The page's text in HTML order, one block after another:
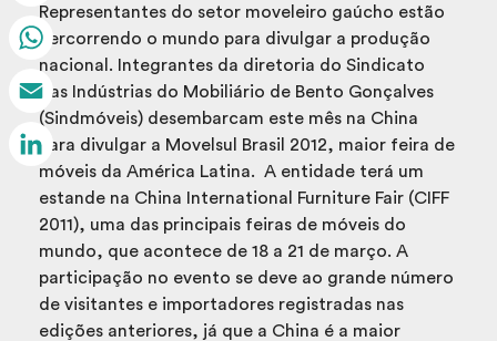
Representantes do setor moveleiro gaúcho estão
percorrendo o mundo para divulgar a produção
nacional. Integrantes da diretoria do Sindicato
das Indústrias do Mobiliário de Bento Gonçalves
(Sindmóveis) desembarcam este mês na China
para divulgar a Movelsul Brasil 2012, maior feira de
móveis da América Latina. A entidade terá um
estande na China International Furniture Fair (CIFF
2011), uma das principais feiras de móveis do
mundo, que acontece de 18 a 21 de março. A
participação no evento se deve ao grande número
de visitantes e importadores registradas nas
edições anteriores, já que a China é a maior
Facebook
Email